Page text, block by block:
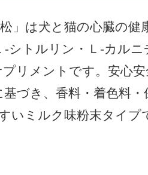
」は犬と猫の心臓の健
シトルリン・Ｌ-カルニ
リメントです。安心安
づき、香料・着色料・
いミルク味粉末タイプ